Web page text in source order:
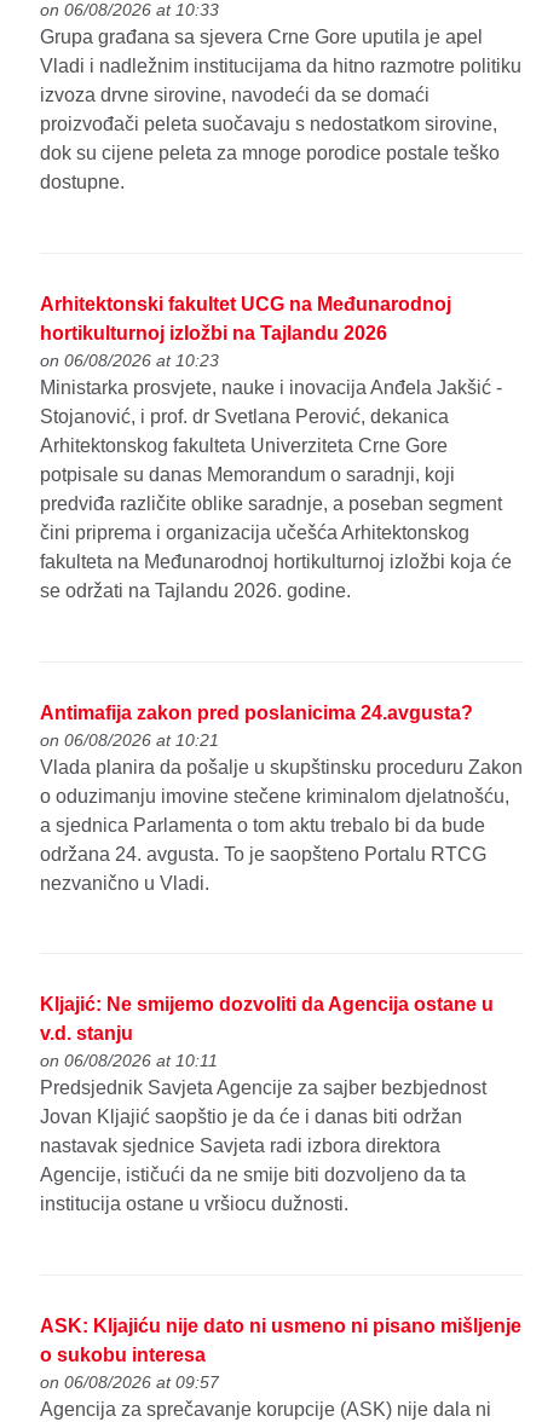
on 06/08/2026 at 10:33
Grupa građana sa sjevera Crne Gore uputila je apel
Vladi i nadležnim institucijama da hitno razmotre politiku
izvoza drvne sirovine, navodeći da se domaći
proizvođači peleta suočavaju s nedostatkom sirovine,
dok su cijene peleta za mnoge porodice postale teško
dostupne.
Arhitektonski fakultet UCG na Međunarodnoj
hortikulturnoj izložbi na Tajlandu 2026
on 06/08/2026 at 10:23
Ministarka prosvjete, nauke i inovacija Anđela Jakšić -
Stojanović, i prof. dr Svetlana Perović, dekanica
Arhitektonskog fakulteta Univerziteta Crne Gore
potpisale su danas Memorandum o saradnji, koji
predviđa različite oblike saradnje, a poseban segment
čini priprema i organizacija učešća Arhitektonskog
fakulteta na Međunarodnoj hortikulturnoj izložbi koja će
se održati na Tajlandu 2026. godine.
Antimafija zakon pred poslanicima 24.avgusta?
on 06/08/2026 at 10:21
Vlada planira da pošalje u skupštinsku proceduru Zakon
o oduzimanju imovine stečene kriminalom djelatnošću,
a sjednica Parlamenta o tom aktu trebalo bi da bude
održana 24. avgusta. To je saopšteno Portalu RTCG
nezvanično u Vladi.
Kljajić: Ne smijemo dozvoliti da Agencija ostane u
v.d. stanju
on 06/08/2026 at 10:11
Predsjednik Savjeta Agencije za sajber bezbjednost
Jovan Kljajić saopštio je da će i danas biti održan
nastavak sjednice Savjeta radi izbora direktora
Agencije, ističući da ne smije biti dozvoljeno da ta
institucija ostane u vršiocu dužnosti.
ASK: Kljajiću nije dato ni usmeno ni pisano mišljenje
o sukobu interesa
on 06/08/2026 at 09:57
Agencija za sprečavanje korupcije (ASK) nije dala ni